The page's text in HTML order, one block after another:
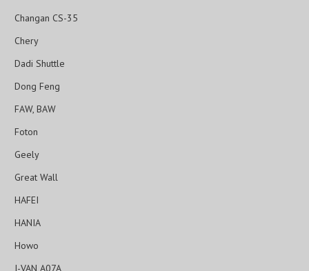
Changan CS-35
Chery
Dadi Shuttle
Dong Feng
FAW, BAW
Foton
Geely
Great Wall
HAFEI
HANIA
Howo
I-VAN A07A